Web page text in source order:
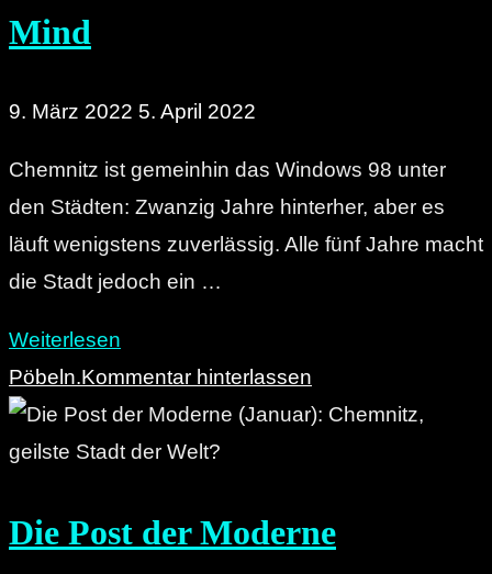
Mind
9. März 2022 5. April 2022
Chemnitz ist gemeinhin das Windows 98 unter
den Städten: Zwanzig Jahre hinterher, aber es
läuft wenigstens zuverlässig. Alle fünf Jahre macht
die Stadt jedoch ein …
Weiterlesen
Post
der
Moderne
Chempire
Pöbeln.Kommentar hinterlassen
Die Post der Moderne